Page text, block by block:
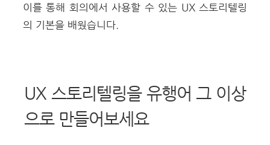
이를 통해 회의에서 사용할 수 있는 UX 스토리텔링
의 기본을 배웠습니다.
UX 스토리텔링을 유행어 그 이상
으로 만들어보세요